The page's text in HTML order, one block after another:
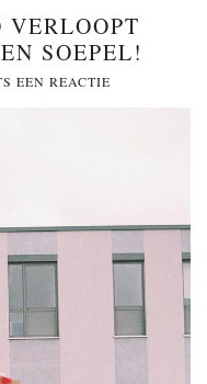
SOEPEL!
EEN REACTIE